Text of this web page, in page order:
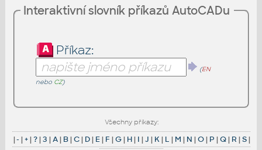
Interaktivní slovník příkazů AutoCADu
Příkaz:
(EN
nebo CZ)
Všechny příkazy:
|- |+|?|3 |A| B|C| D| E| F |G| H| I |J | K| L | M | N |O| P |Q| R |S|